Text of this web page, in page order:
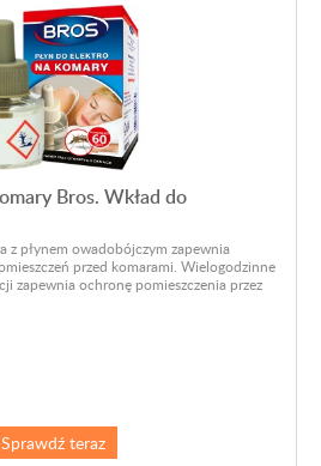
Bros. Wkład do
z płynem owadobójczym zapewnia
przed komarami. Wielogodzinne
zapewnia ochronę pomieszczenia przez
Sprawdź teraz